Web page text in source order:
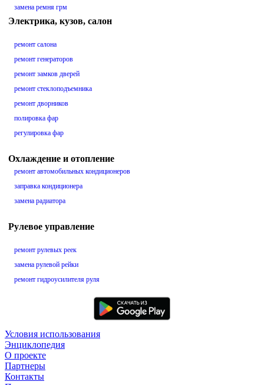
замена ремня грм
Электрика, кузов, салон
ремонт салона
ремонт генераторов
ремонт замков дверей
ремонт стеклоподъемника
ремонт дворников
полировка фар
регулировка фар
Охлаждение и отопление
ремонт автомобильных кондиционеров
заправка кондиционера
замена радиатора
Рулевое управление
ремонт рулевых реек
замена рулевой рейки
ремонт гидроусилителя руля
Условия использования
Энциклопедия
О проекте
Партнеры
Контакты